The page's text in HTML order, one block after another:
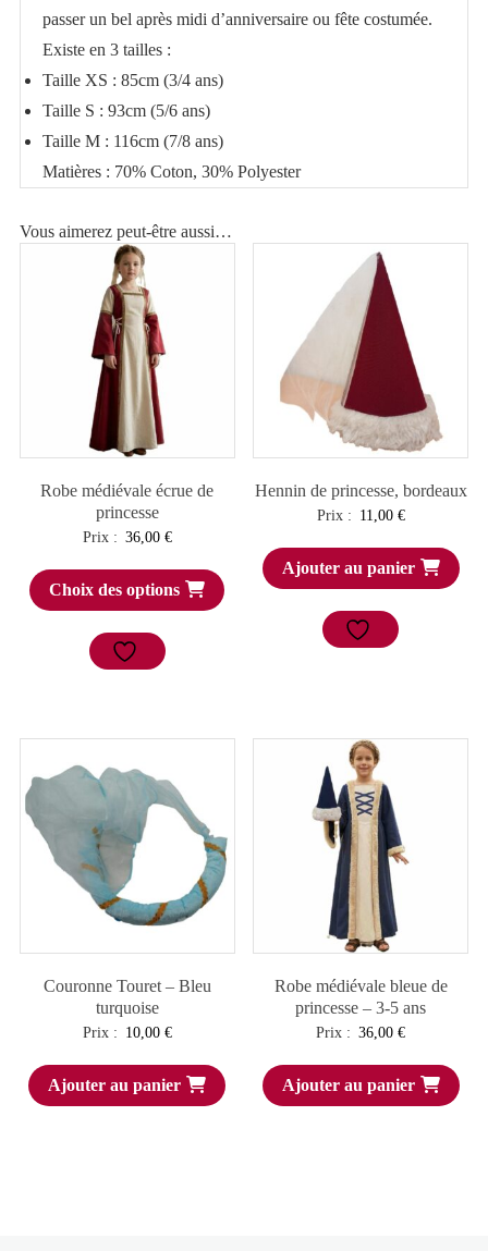
princesse
passer un bel après midi d’anniversaire ou fête costumée.
Existe en 3 tailles :
Taille XS : 85cm (3/4 ans)
Taille S : 93cm (5/6 ans)
Taille M : 116cm (7/8 ans)
Matières : 70% Coton, 30% Polyester
Vous aimerez peut-être aussi…
Robe médiévale écrue de
princesse
Prix : 36,00 €
Choix des options
Hennin de princesse, bordeaux
Prix : 11,00 €
Ajouter au panier
Couronne Touret – Bleu
turquoise
Prix : 10,00 €
Ajouter au panier
Robe médiévale bleue de
princesse – 3-5 ans
Prix : 36,00€
Ajouter au panier